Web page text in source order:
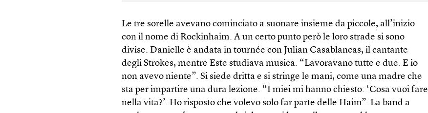
Le tre sorelle avevano cominciato a suonare insieme da piccole, all’inizio
con il nome di Rockinhaim. A un certo punto però le loro strade si sono
divise. Danielle è andata in tournée con Julian Casablancas, il cantante
degli Strokes, mentre Este studiava musica. “Lavoravano tutte e due. E io
non avevo niente”. Si siede dritta e si stringe le mani, come una madre che
sta per impartire una dura lezione. “I miei mi hanno chiesto: ‘Cosa vuoi fare
nella vita?’. Ho risposto che volevo solo far parte delle Haim”. La band a